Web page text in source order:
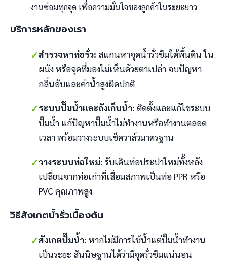
งานซ่อมทุกจุด เพื่อความมั่นใจของลูกค้าในระยะยาว
บริการหลักของเรา
✓สำรวจหาท่อรั่ว: สแกนหาจุดน้ำรั่วซึมใต้พื้นดิน ใน
ผนัง หรือจุดที่มองไม่เห็นด้วยตาเปล่า จบปัญหา
กลิ่นอับและค่าน้ำสูงผิดปกติ
✓ระบบปั๊มน้ำและถังเก็บน้ำ: ติดตั้งและแก้ไขระบบ
ปั๊มน้ำ แก้ปัญหาปั๊มน้ำไม่ทำงานหรือทำงานตลอด
เวลา พร้อมวางระบบเช็ควาล์วมาตรฐาน
✓วางระบบท่อใหม่: รับเดินท่อประปาใหม่ทั้งหลัง
เปลี่ยนจากท่อเก่าที่เสื่อมสภาพเป็นท่อ PPR หรือ
PVC คุณภาพสูง
วิธีสังเกตน้ำรั่วเบื้องต้น
✓สังเกตปั๊มน้ำ: หากไม่มีการใช้น้ำแต่ปั๊มน้ำทำงาน
เป็นระยะ สันนิษฐานได้ว่ามีจุดรั่วซึมแน่นอน